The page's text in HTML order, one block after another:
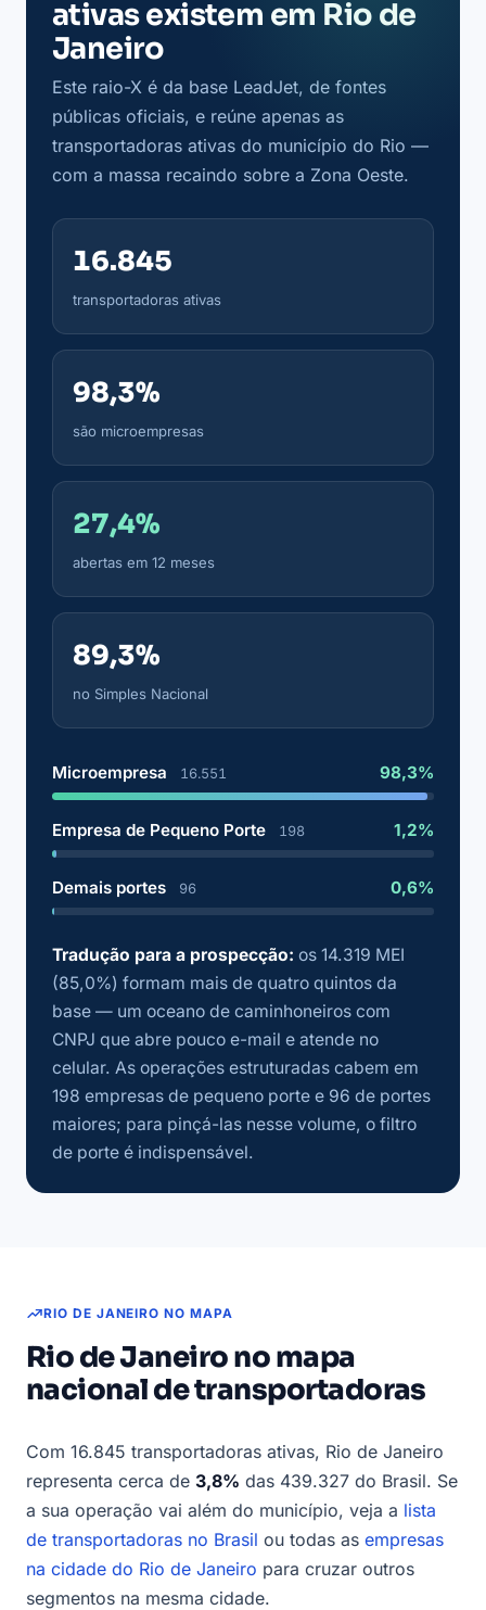
ativas existem em Rio de
Janeiro
Este raio-X é da base LeadJet, de fontes
públicas oficiais, e reúne apenas as
transportadoras ativas do município do Rio —
com a massa recaindo sobre a Zona Oeste.
16.845
transportadoras ativas
98,3%
são microempresas
27,4%
abertas em 12 meses
89,3%
no Simples Nacional
Microempresa 16.551 98,3%
Empresa de Pequeno Porte 198 1,2%
Demais portes 96 0,6%
Tradução para a prospecção: os 14.319 MEI
(85,0%) formam mais de quatro quintos da
base — um oceano de caminhoneiros com
CNPJ que abre pouco e-mail e atende no
celular. As operações estruturadas cabem em
198 empresas de pequeno porte e 96 de portes
maiores; para pinçá-las nesse volume, o filtro
de porte é indispensável.
RIO DE JANEIRO NO MAPA
Rio de Janeiro no mapa
nacional de transportadoras
Com 16.845 transportadoras ativas, Rio de Janeiro
representa cerca de 3,8% das 439.327 do Brasil. Se
a sua operação vai além do município, veja a lista
de transportadoras no Brasil ou todas as empresas
na cidade do Rio de Janeiro para cruzar outros
segmentos na mesma cidade.